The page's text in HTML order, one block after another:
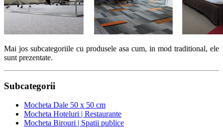
Mai jos subcategoriile cu produsele asa cum, in mod traditional, ele
sunt prezentate.
Subcategorii
Mocheta Dale 50 x 50 cm
Mocheta Hoteluri | Restaurante
Mocheta Birouri | Spatii publice